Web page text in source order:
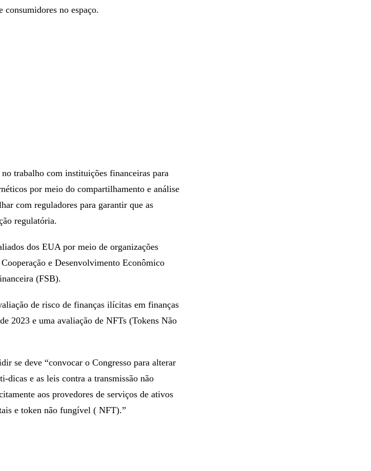
consumidores no espaço.
trabalho com instituições financeiras para
por meio do compartilhamento e análise
com reguladores para garantir que as
regulatória.
dos EUA por meio de organizações
e Desenvolvimento Econômico
(FSB).
de risco de finanças ilícitas em finanças
2023 e uma avaliação de NFTs (Tokens Não
se deve “convocar o Congresso para alterar
dicas e as leis contra a transmissão não
aos provedores de serviços de ativos
e token não fungível ( NFT).”